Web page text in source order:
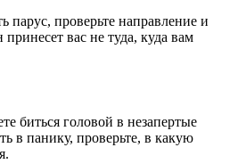
парус, проверьте направление и
вас не туда, куда вам
биться головой в незапертые
в панику, проверьте, в какую